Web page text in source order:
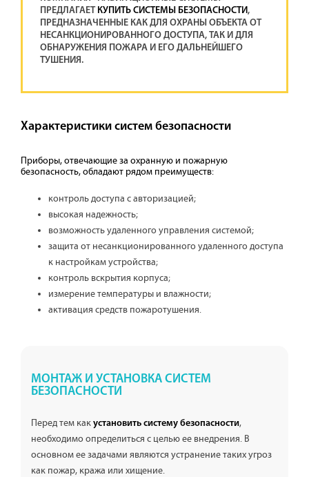
ПРЕДЛАГАЕТ КУПИТЬ СИСТЕМЫ БЕЗОПАСНОСТИ,
ПРЕДНАЗНАЧЕННЫЕ КАК ДЛЯ ОХРАНЫ ОБЪЕКТА ОТ
НЕСАНКЦИОНИРОВАННОГО ДОСТУПА, ТАК И ДЛЯ
ОБНАРУЖЕНИЯ ПОЖАРА И ЕГО ДАЛЬНЕЙШЕГО
ТУШЕНИЯ.
Характеристики систем безопасности
Приборы, отвечающие за охранную и пожарную
безопасность, обладают рядом преимуществ:
контроль доступа с авторизацией;
высокая надежность;
возможность удаленного управления системой;
защита от несанкционированного удаленного доступа
к настройкам устройства;
контроль вскрытия корпуса;
измерение температуры и влажности;
активация средств пожаротушения.
МОНТАЖ И УСТАНОВКА СИСТЕМ
БЕЗОПАСНОСТИ
Перед тем как установить систему безопасности,
необходимо определиться с целью ее внедрения. В
основном ее задачами являются устранение таких угроз
как пожар, кража или хищение.